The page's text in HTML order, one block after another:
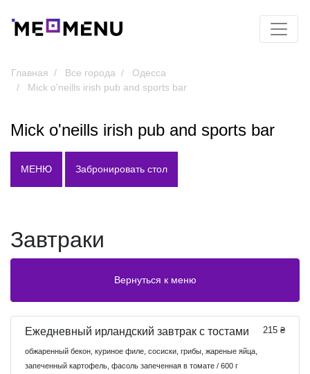
Главная Все города
Одесса
Mick o'neills irish pub and sports bar
Mick o'neills irish pub and sports bar
МЕНЮ Забронировать стол
Завтраки
Ежедневный ирландский завтрак с тостами 215 ₴
обжаренный бекон, куриное филе, сосиски, грибы, жареные яйца,
запеченный картофель, фасоль запеченная в томате / 600 г
Вернуться к меню